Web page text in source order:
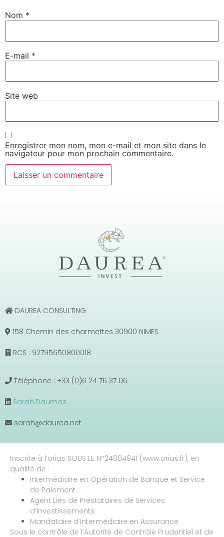
Nom *
E-mail *
Site web
Enregistrer mon nom, mon e-mail et mon site dans le
navigateur pour mon prochain commentaire.
DAUREA CONSULTING
158 Chemin des charmettes 30900 NIMES
RCS : 92795650800018
Téléphone : +33 (0)6 24 76 37 06
Sarah.Daumas
sarah@daurea.net
Inscrite à l’orias SOUS LE N°24004941 (www.orias.fr), en
qualité de :
Intermédiaire en Opération de Banque et Service
de Paiement
Agent Liés de Prestataires de Services
d’Investissements
Mandataire d’Intermédiaire en Assurance
Sous le contrôle de l’Autorité de Contrôle Prudentiel et de